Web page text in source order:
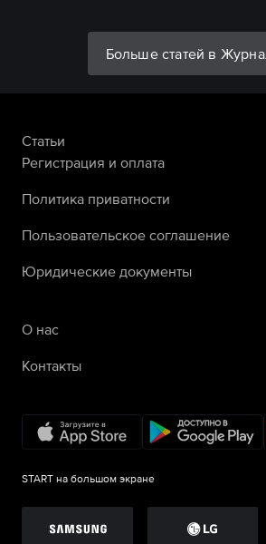
Больше статей в
Статьи
Регистрация и оплата
Политика приватности
Пользовательское соглашение
Юридические документы
О нас
Контакты
START на большом экране